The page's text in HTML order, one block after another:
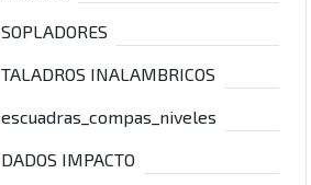
SOPLADORES
TALADROS INALAMBRICOS
escuadras_compas_niveles
DADOS IMPACTO